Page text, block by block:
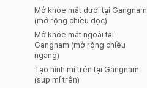
Mở khóe mắt dưới tại Gangnam
(mở rộng chiều dọc)
Mở khóe mắt ngoài tại
Gangnam (mở rộng chiều
ngang)
Tạo hình mí trên tại Gangnam
(sụp mí trên)